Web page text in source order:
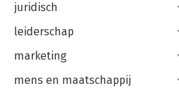
juridisch
leiderschap
marketing
mens en maatschappij